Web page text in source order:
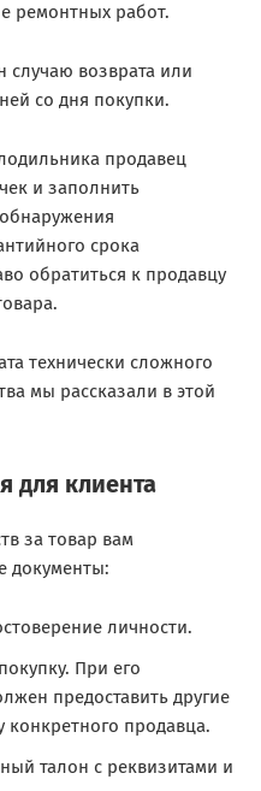
ремонтных работ.
случаю возврата или
со дня покупки.
продавец
и заполнить
срока
обратиться к продавцу
технически сложного
мы рассказали в этой
для клиента
за товар вам
документы:
личности.
При его
предоставить другие
конкретного продавца.
талон с реквизитами и